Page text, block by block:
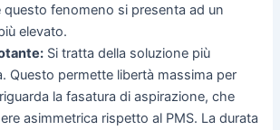
questo fenomeno si presenta ad un
elevato.
Si tratta della soluzione più
Questo permette libertà massima per
la fasatura di aspirazione, che
asimmetrica rispetto al PMS. La durata